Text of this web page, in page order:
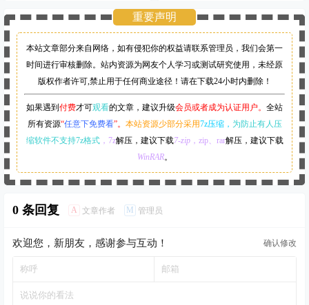
重要声明
本站文章部分来自网络，如有侵犯你的权益请联系管理员， 我们会第一
时间进行审核删除。站内资源为网友个人学习或测试研究使用，未经原
版权作者许可,禁止用于任何商业途径！请在下载24小时内删除！
如果遇到 付费才可观看的文章，建议升级会员或者成为认证用户。 全站
所有资源“任意下免费看”。 本站资源少部分采用7z压缩， 为防止有人压
缩软件不支持7z格式，7z解压，建议下载7-zip，zip、rar解压，建议下载
WinRAR。
0 条回复 A 文章作者 M 管理员
欢迎您，新朋友，感谢参与互动！ 确认修改